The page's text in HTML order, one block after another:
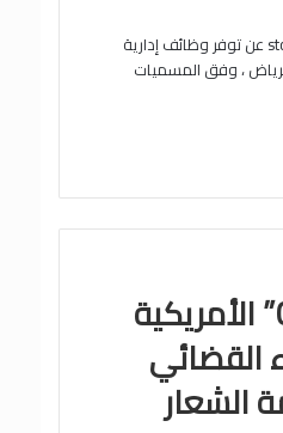
أعلنت شركة الاتصالات السعودية stc عن توفر وظائف إدارية
، وفق المسميات
رئيس شركة “CTS” الأمريكية
القضائي